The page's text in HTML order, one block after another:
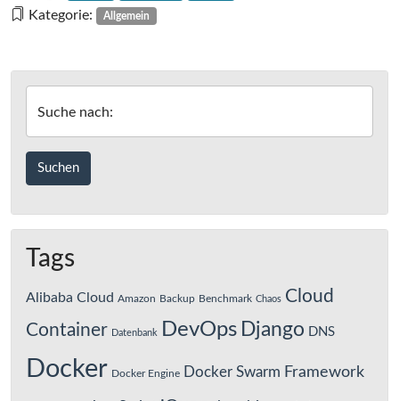
Kategorie: Allgemein
Suche nach:
Tags
Alibaba Cloud Amazon Backup Benchmark Chaos Cloud
Container Datenbank DevOps Django DNS
Docker Docker Engine Docker Swarm Framework